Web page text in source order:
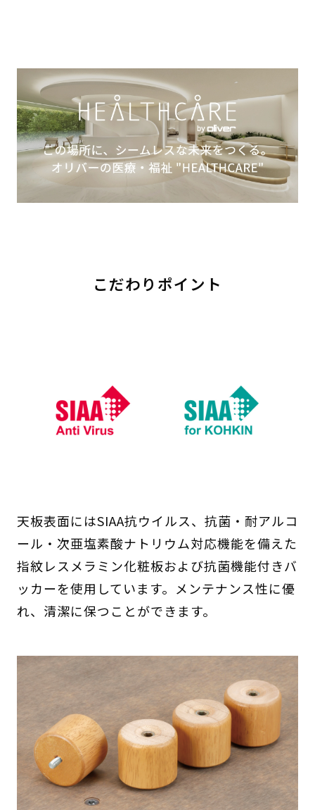
こだわりポイント
天板表面にはSIAA抗ウイルス、抗菌・耐アルコ
ール・次亜塩素酸ナトリウム対応機能を備えた
指紋レスメラミン化粧板および抗菌機能付きバ
ッカーを使用しています。メンテナンス性に優
れ、清潔に保つことができます。